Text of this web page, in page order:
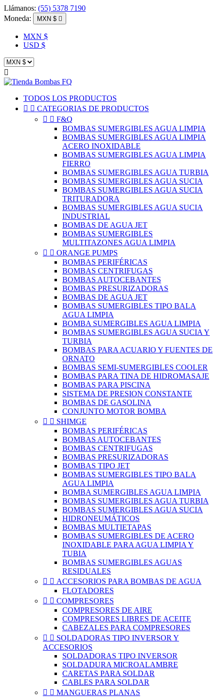
Llámanos: (55) 5378 7190
Moneda:
MXN $ 
MXN $
USD $

TODOS LOS PRODUCTOS
  CATEGORIAS DE PRODUCTOS
  F&Q
BOMBAS SUMERGIBLES AGUA LIMPIA
BOMBAS SUMERGIBLES AGUA LIMPIA
ACERO INOXIDABLE
BOMBAS SUMERGIBLES AGUA LIMPIA
FIERRO
BOMBAS SUMERGIBLES AGUA TURBIA
BOMBAS SUMERGIBLES AGUA SUCIA
BOMBAS SUMERGIBLES AGUA SUCIA
TRITURADORA
BOMBAS SUMERGIBLES AGUA SUCIA
INDUSTRIAL
BOMBAS DE AGUA JET
BOMBAS SUMERGIBLES
MULTITAZONES AGUA LIMPIA
  ORANGE PUMPS
BOMBAS PERIFÉRICAS
BOMBAS CENTRIFUGAS
BOMBAS AUTOCEBANTES
BOMBAS PRESURIZADORAS
BOMBAS DE AGUA JET
BOMBAS SUMERGIBLES TIPO BALA
AGUA LIMPIA
BOMBA SUMERGIBLES AGUA LIMPIA
BOMBAS SUMERGIBLES AGUA SUCIA Y
TURBIA
BOMBAS PARA ACUARIO Y FUENTES DE
ORNATO
BOMBAS SEMI-SUMERGIBLES COOLER
BOMBAS PARA TINA DE HIDROMASAJE
BOMBAS PARA PISCINA
SISTEMA DE PRESION CONSTANTE
BOMBAS DE GASOLINA
CONJUNTO MOTOR BOMBA
  SHIMGE
BOMBAS PERIFÉRICAS
BOMBAS AUTOCEBANTES
BOMBAS CENTRIFUGAS
BOMBAS PRESURIZADORAS
BOMBAS TIPO JET
BOMBAS SUMERGIBLES TIPO BALA
AGUA LIMPIA
BOMBA SUMERGIBLES AGUA LIMPIA
BOMBAS SUMERGIBLES AGUA TURBIA
BOMBAS SUMERGIBLES AGUA SUCIA
HIDRONEUMÁTICOS
BOMBAS MULTIETAPAS
BOMBAS SUMERGIBLES DE ACERO
INOXIDABLE PARA AGUA LIMPIA Y
TUBIA
BOMBAS SUMERGIBLES AGUAS
RESIDUALES
  ACCESORIOS PARA BOMBAS DE AGUA
FLOTADORES
  COMPRESORES
COMPRESORES DE AIRE
COMPRESORES LIBRES DE ACEITE
CABEZALES PARA COMPRESORES
  SOLDADORAS TIPO INVERSOR Y
ACCESORIOS
SOLDADORAS TIPO INVERSOR
SOLDADURA MICROALAMBRE
CARETAS PARA SOLDAR
CABLES PARA SOLDAR
  MANGUERAS PLANAS